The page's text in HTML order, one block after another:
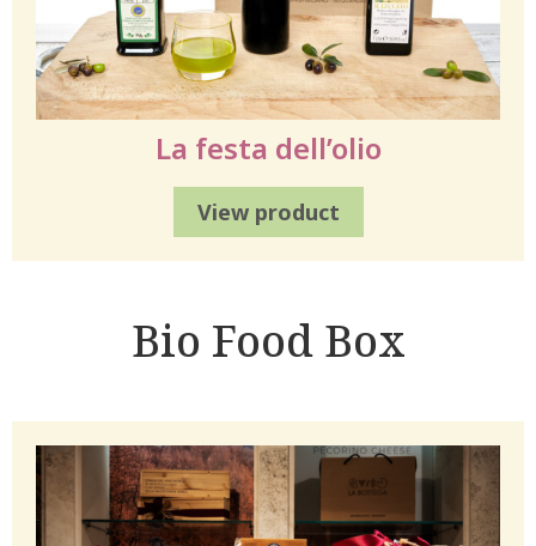
La festa dell’olio
View product
Bio Food Box